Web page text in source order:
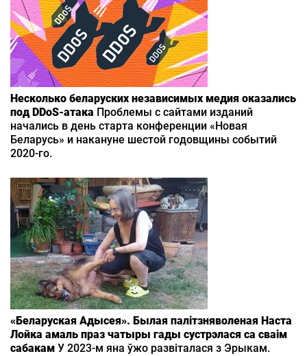
Несколько беларуских независимых медия оказались
под DDoS-атака Проблемы с сайтами изданий
начались в день старта конференции «Новая
Беларусь» и накануне шестой годовщины событий
2020-го.
«Беларуская Адысея». Былая палітзняволеная Наста
Лойка амаль праз чатыры гады сустрэлася са сваім
сабакам У 2023-м яна ўжо развіталася з Эрыкам.